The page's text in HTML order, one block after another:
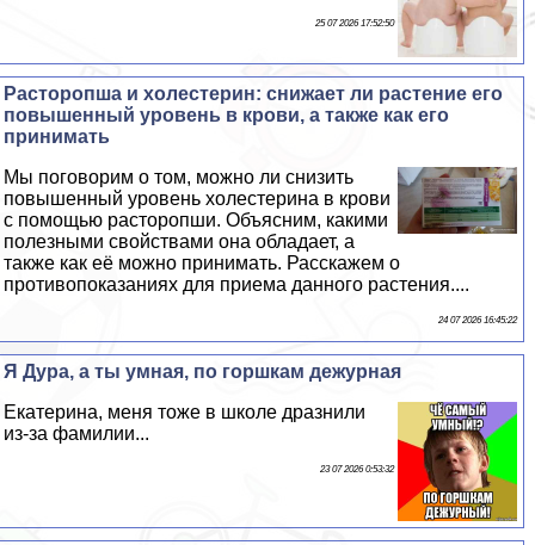
25 07 2026 17:52:50
Расторопша и холестерин: снижает ли растение его
повышенный уровень в крови, а также как его
принимать
Мы поговорим о том, можно ли снизить
повышенный уровень холестерина в крови
с помощью расторопши. Объясним, какими
полезными свойствами она обладает, а
также как её можно принимать. Расскажем о
противопоказаниях для приема данного растения....
24 07 2026 16:45:22
Я Дypa, а ты умная, по горшкам дежурная
Екатерина, меня тоже в школе дразнили
из-за фамилии...
23 07 2026 0:53:32